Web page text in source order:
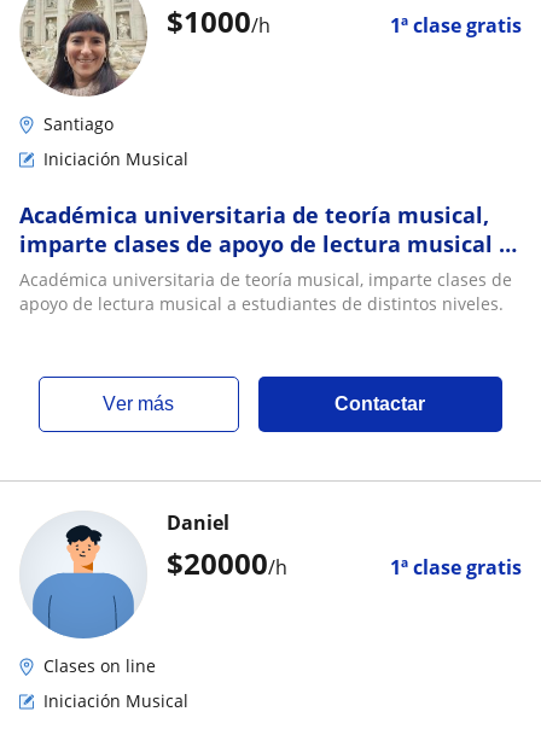
$1000/h 1ª clase gratis
Santiago
Iniciación Musical
Académica universitaria de teoría musical,
imparte clases de apoyo de lectura musical a
estudiantes de distintos niveles
Académica universitaria de teoría musical, imparte clases de
apoyo de lectura musical a estudiantes de distintos niveles.
ver más Contactar
$20000/h 1ª clase gratis
Daniel
Clases on line
Iniciación Musical